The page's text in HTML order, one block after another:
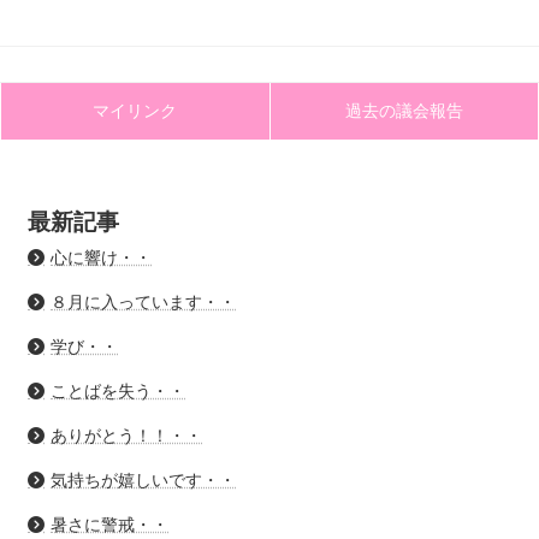
マイリンク 過去の議会報告
最新記事
心に響け・・
８月に入っています・・
学び・・
ことばを失う・・
ありがとう！！・・
気持ちが嬉しいです・・
暑さに警戒・・